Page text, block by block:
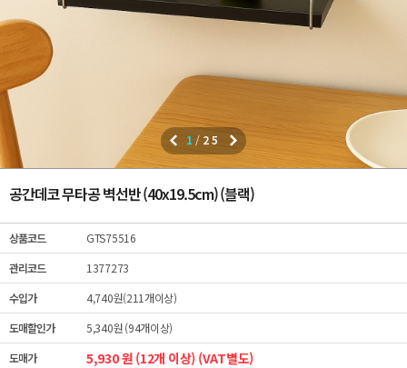
1 / 25
공간데코 무타공 벽선반 (40x19.5cm) (블랙)
상품코드
GTS75516
관리코드
1377273
수입가
4,740원(211개이상)
도매할인가
5,340원 (94개이상)
도매가
5,930 원 (12개 이상) (VAT별도)